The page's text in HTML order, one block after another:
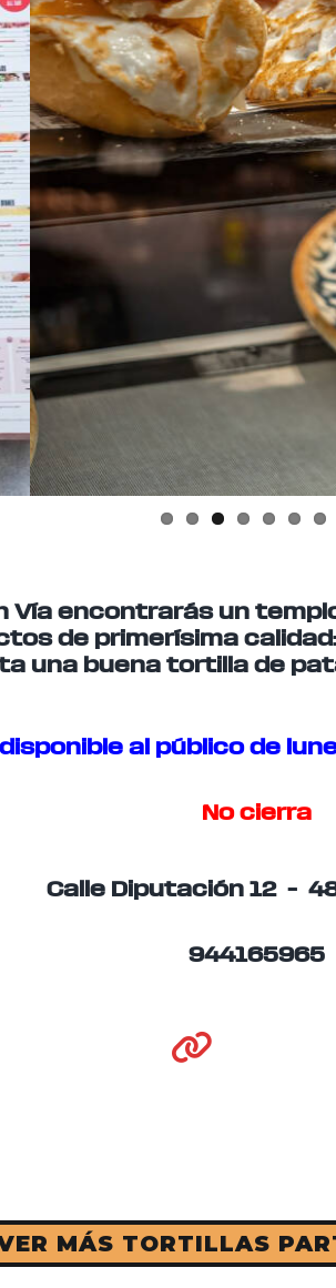
Vía encontrarás un
de primerísima
una buena tortilla de
al público de
No cierra
Calle Diputación 12 –
944165965
MÁS TORTILLAS